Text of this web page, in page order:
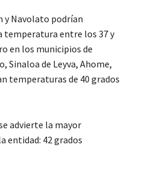
y Navolato podrían
temperatura entre los 37 y
en los municipios de
Sinaloa de Leyva, Ahome,
temperaturas de 40 grados
advierte la mayor
entidad: 42 grados